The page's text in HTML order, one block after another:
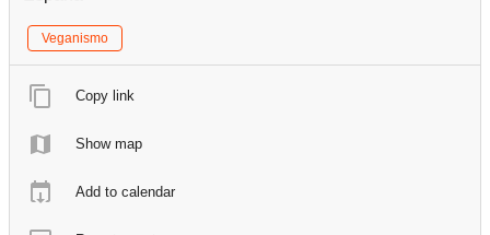
Veganismo
Copy link
Show map
Add to calendar